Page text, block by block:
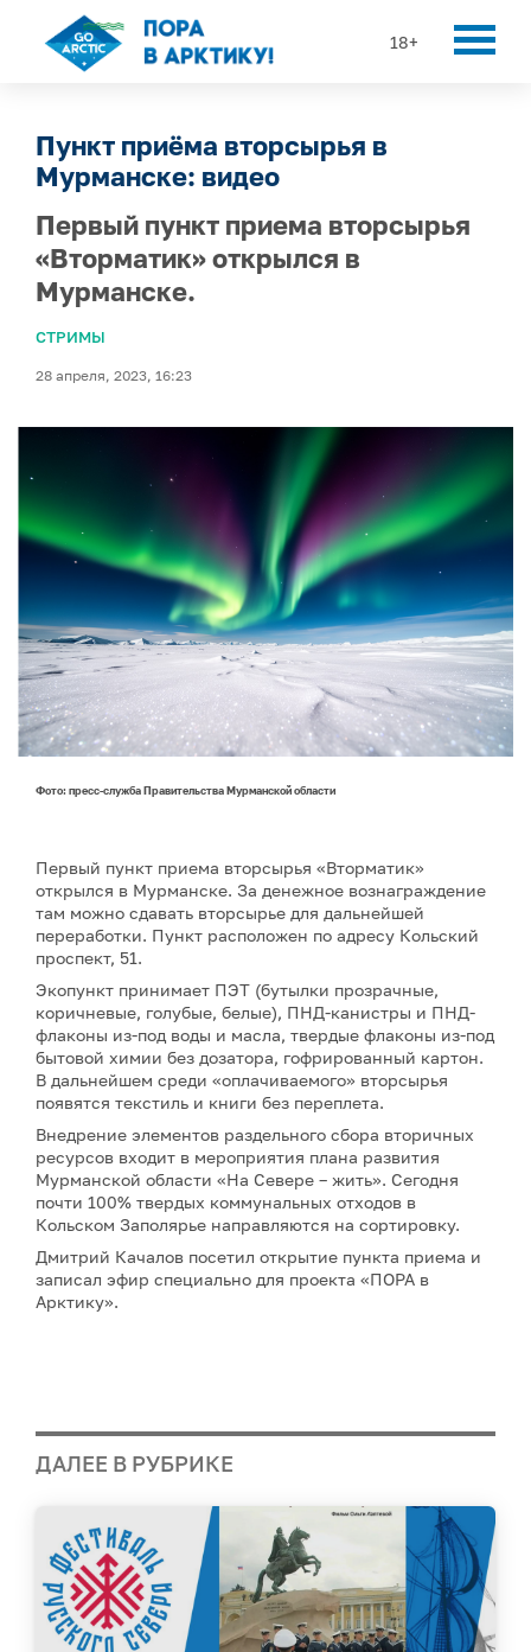
18+
Пункт приёма вторсырья в
Мурманске: видео
Первый пункт приема вторсырья
«Вторматик» открылся в
Мурманске.
СТРИМЫ
28 апреля, 2023, 16:23
Фото: пресс-служба Правительства Мурманской области
Первый пункт приема вторсырья «Вторматик»
открылся в Мурманске. За денежное вознаграждение
там можно сдавать вторсырье для дальнейшей
переработки. Пункт расположен по адресу Кольский
проспект, 51.
Экопункт принимает ПЭТ (бутылки прозрачные,
коричневые, голубые, белые), ПНД-канистры и ПНД-
флаконы из-под воды и масла, твердые флаконы из-под
бытовой химии без дозатора, гофрированный картон.
В дальнейшем среди «оплачиваемого» вторсырья
появятся текстиль и книги без переплета.
Внедрение элементов раздельного сбора вторичных
ресурсов входит в мероприятия плана развития
Мурманской области «На Севере – жить». Сегодня
почти 100% твердых коммунальных отходов в
Кольском Заполярье направляются на сортировку.
Дмитрий Качалов посетил открытие пункта приема и
записал эфир специально для проекта «ПОРА в
Арктику».
ДАЛЕЕ В РУБРИКЕ